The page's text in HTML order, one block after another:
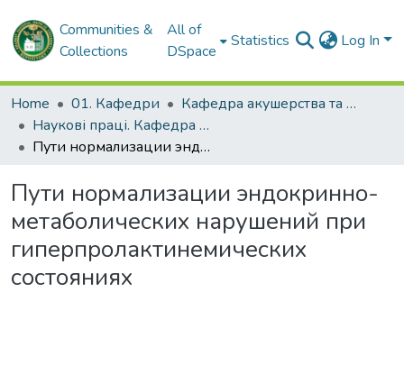
Communities &
Collections
All of
DSpace
Statistics Log In
Home 01. Кафедри
Кафедра акушерства та гінекології № 2
Наукові праці. Кафедра акушерства та гінекології № 2
Пути нормализации эндокринно-метаболических нарушений при гиперпролактинемических состояниях
Пути нормализации эндокринно-
метаболических нарушений при
гиперпролактинемических
состояниях